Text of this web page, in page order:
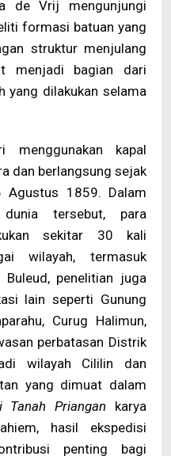
de Vrij mengunjungi
formasi batuan yang
struktur menjulang
menjadi bagian dari
yang dilakukan selama
menggunakan kapal
dan berlangsung sejak
1859. Dalam
dunia tersebut, para
sekitar 30 kali
wilayah, termasuk
Buleud, penelitian juga
lain seperti Gunung
Curug Halimun,
perbatasan Distrik
wilayah Cililin dan
yang dimuat dalam
Priangan karya
hasil ekspedisi
penting bagi